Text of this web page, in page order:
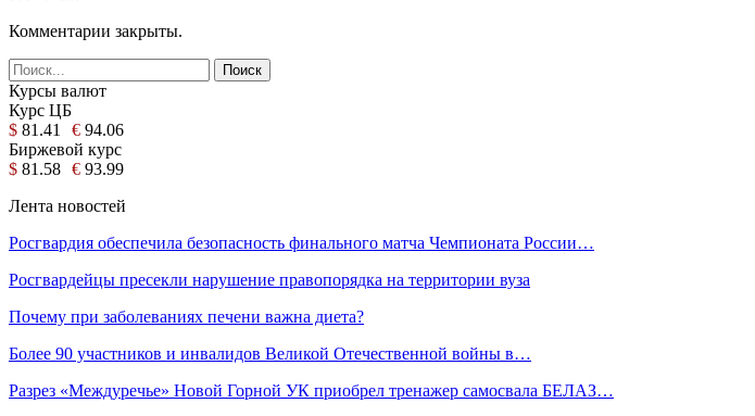
Комментарии закрыты.
Курсы валют
Курс ЦБ
$ 81.41 € 94.06
Биржевой курс
$ 81.58 € 93.99
Лента новостей
Росгвардия обеспечила безопасность финального матча Чемпионата России…
Росгвардейцы пресекли нарушение правопорядка на территории вуза
Почему при заболеваниях печени важна диета?
Более 90 участников и инвалидов Великой Отечественной войны в…
Разрез «Междуречье» Новой Горной УК приобрел тренажер самосвала БЕЛАЗ…